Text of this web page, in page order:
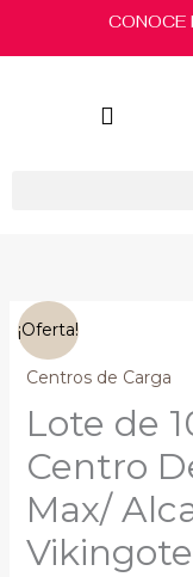
CONOCE
¡Oferta!
Centros de Carga
Lote de
Centro
Max/
Lote
de
10
Pin
Centro
De
Carga
Max/